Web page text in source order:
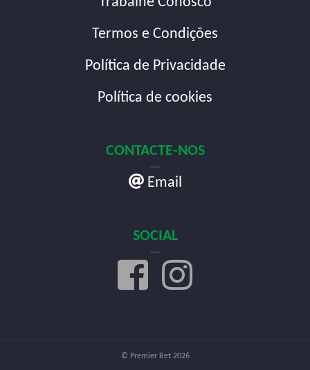
Termos e Condições
Política de Privacidade
Política de cookies
CONTACTE-NOS
Email
SOCIAL
© Premier Bet 2026